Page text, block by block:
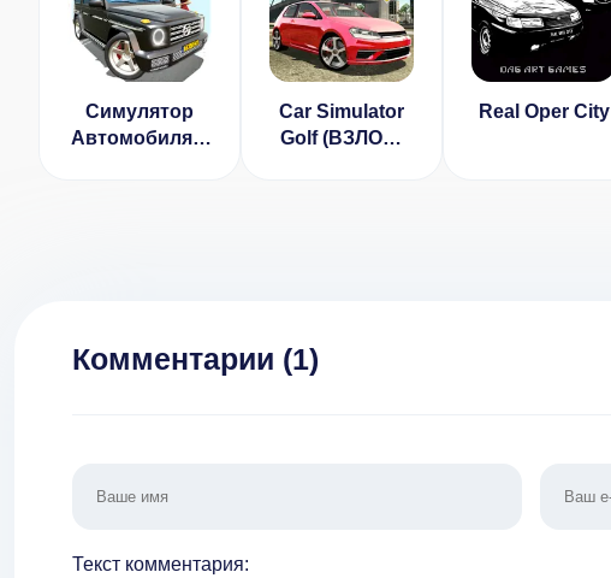
Симулятор
Автомобиля 2
Car Simulator
Golf (ВЗЛОМ,
Real Oper City
Комментарии (1)
Текст комментария: